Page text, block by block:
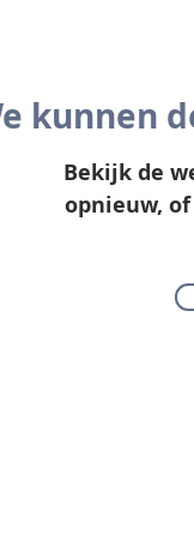
kunnen
Bekijk de
opnieuw,